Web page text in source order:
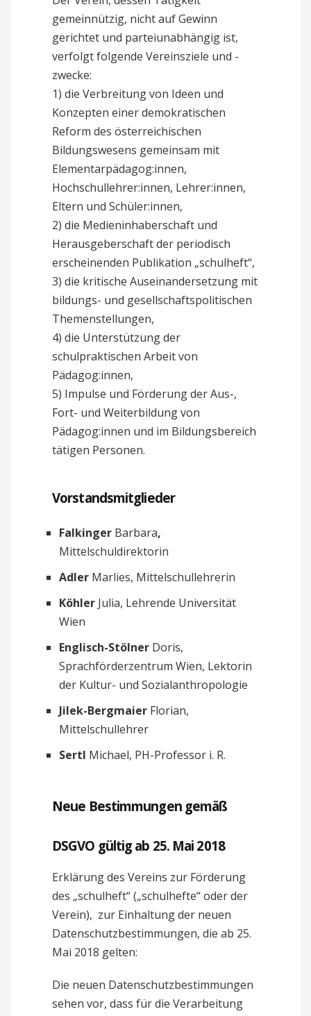
gemeinnützig, nicht auf Gewinn
gerichtet und parteiunabhängig ist,
verfolgt folgende Vereinsziele und -
zwecke:
1) die Verbreitung von Ideen und
Konzepten einer demokratischen
Reform des österreichischen
Bildungswesens gemeinsam mit
Elementarpädagog:innen,
Hochschullehrer:innen, Lehrer:innen,
Eltern und Schüler:innen,
2) die Medieninhaberschaft und
Herausgeberschaft der periodisch
erscheinenden Publikation „schulheft“,
3) die kritische Auseinandersetzung mit
bildungs- und gesellschaftspolitischen
Themenstellungen,
4) die Unterstützung der
schulpraktischen Arbeit von
Pädagog:innen,
5) Impulse und Förderung der Aus-,
Fort- und Weiterbildung von
Pädagog:innen und im Bildungsbereich
tätigen Personen.
Vorstandsmitglieder
Falkinger Barbara,
Mittelschuldirektorin
Adler Marlies, Mittelschullehrerin
Köhler Julia, Lehrende Universität
Wien
Englisch-Stölner Doris,
Sprachförderzentrum Wien, Lektorin
der Kultur- und Sozialanthropologie
Jilek-Bergmaier Florian,
Mittelschullehrer
Sertl Michael, PH-Professor i. R.
Neue Bestimmungen gemäß
DSGVO gültig ab 25. Mai 2018
Erklärung des Vereins zur Förderung
des „schulheft“ („schulhefte“ oder der
Verein), zur Einhaltung der neuen
Datenschutzbestimmungen, die ab 25.
Mai 2018 gelten:
Die neuen Datenschutzbestimmungen
sehen vor, dass für die Verarbeitung